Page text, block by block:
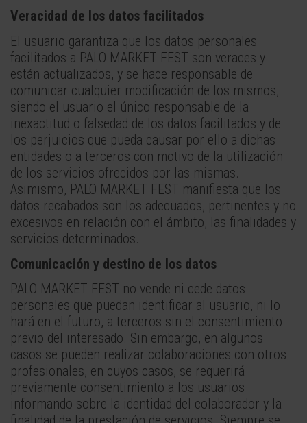
Veracidad de los datos facilitados
El usuario garantiza que los datos personales
facilitados a PALO MARKET FEST son veraces y
están actualizados, y se hace responsable de
comunicar cualquier modificación de los mismos,
siendo el usuario el único responsable de la
inexactitud o falsedad de los datos facilitados y de
los perjuicios que pueda causar por ello a dichas
entidades o a terceros con motivo de la utilización
de los servicios ofrecidos por las mismas.
Asimismo, PALO MARKET FEST manifiesta que los
datos recabados son los adecuados, pertinentes y no
excesivos en relación con el ámbito, las finalidades y
servicios determinados.
Comunicación y destino de los datos
PALO MARKET FEST no vende ni cede datos
personales que puedan identificar al usuario, ni lo
hará en el futuro, a terceros sin el consentimiento
previo del interesado. Sin embargo, en algunos
casos se pueden realizar colaboraciones con otros
profesionales, en cuyos casos, se requerirá
previamente consentimiento a los usuarios
informando sobre la identidad del colaborador y la